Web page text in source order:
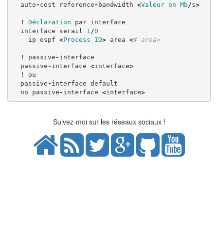
auto - cost reference - bandwidth <Valeur_en_Mb /s>
! Déclaration par
interface
interface
serail 1 /0
ip
ospf <Process_ID> area <#_area>
! passive - interface
passive - interface <interface>
!
ou
passive - interface default
no
passive - interface <interface>
Suivez-moi sur les réseaux sociaux !